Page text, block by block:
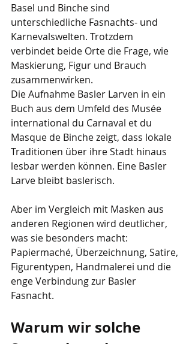
Basel und Binche sind
unterschiedliche Fasnachts- und
Karnevalswelten. Trotzdem
verbindet beide Orte die Frage, wie
Maskierung, Figur und Brauch
zusammenwirken.
Die Aufnahme Basler Larven in ein
Buch aus dem Umfeld des Musée
international du Carnaval et du
Masque de Binche zeigt, dass lokale
Traditionen über ihre Stadt hinaus
lesbar werden können. Eine Basler
Larve bleibt baslerisch.
Aber im Vergleich mit Masken aus
anderen Regionen wird deutlicher,
was sie besonders macht:
Papiermaché, Überzeichnung, Satire,
Figurentypen, Handmalerei und die
enge Verbindung zur Basler
Fasnacht.
Warum wir solche